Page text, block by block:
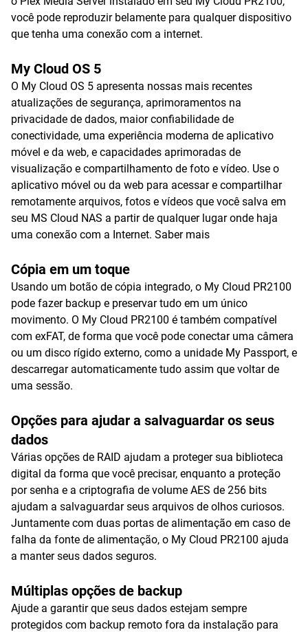
você pode reproduzir belamente para qualquer dispositivo
que tenha uma conexão com a internet.
My Cloud OS 5
O My Cloud OS 5 apresenta nossas mais recentes
atualizações de segurança, aprimoramentos na
privacidade de dados, maior confiabilidade de
conectividade, uma experiência moderna de aplicativo
móvel e da web, e capacidades aprimoradas de
visualização e compartilhamento de foto e vídeo. Use o
aplicativo móvel ou da web para acessar e compartilhar
remotamente arquivos, fotos e vídeos que você salva em
seu MS Cloud NAS a partir de qualquer lugar onde haja
uma conexão com a Internet. Saber mais
Cópia em um toque
Usando um botão de cópia integrado, o My Cloud PR2100
pode fazer backup e preservar tudo em um único
movimento. O My Cloud PR2100 é também compatível
com exFAT, de forma que você pode conectar uma câmera
ou um disco rígido externo, como a unidade My Passport, e
descarregar automaticamente tudo assim que voltar de
uma sessão.
Opções para ajudar a salvaguardar os seus
dados
Várias opções de RAID ajudam a proteger sua biblioteca
digital da forma que você precisar, enquanto a proteção
por senha e a criptografia de volume AES de 256 bits
ajudam a salvaguardar seus arquivos de olhos curiosos.
Juntamente com duas portas de alimentação em caso de
falha da fonte de alimentação, o My Cloud PR2100 ajuda
a manter seus dados seguros.
Múltiplas opções de backup
Ajude a garantir que seus dados estejam sempre
protegidos com backup remoto fora da instalação para